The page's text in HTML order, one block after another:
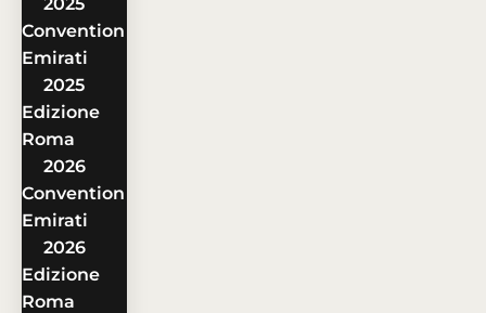
Convention
Emirati
2025
Edizione
Roma
2026
Convention
Emirati
2026
Edizione
Roma